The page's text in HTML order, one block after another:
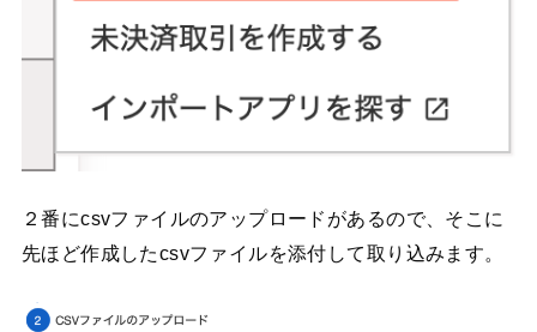
２番にcsvファイルのアップロードがあるので、そこに
先ほど作成したcsvファイルを添付して取り込みます。